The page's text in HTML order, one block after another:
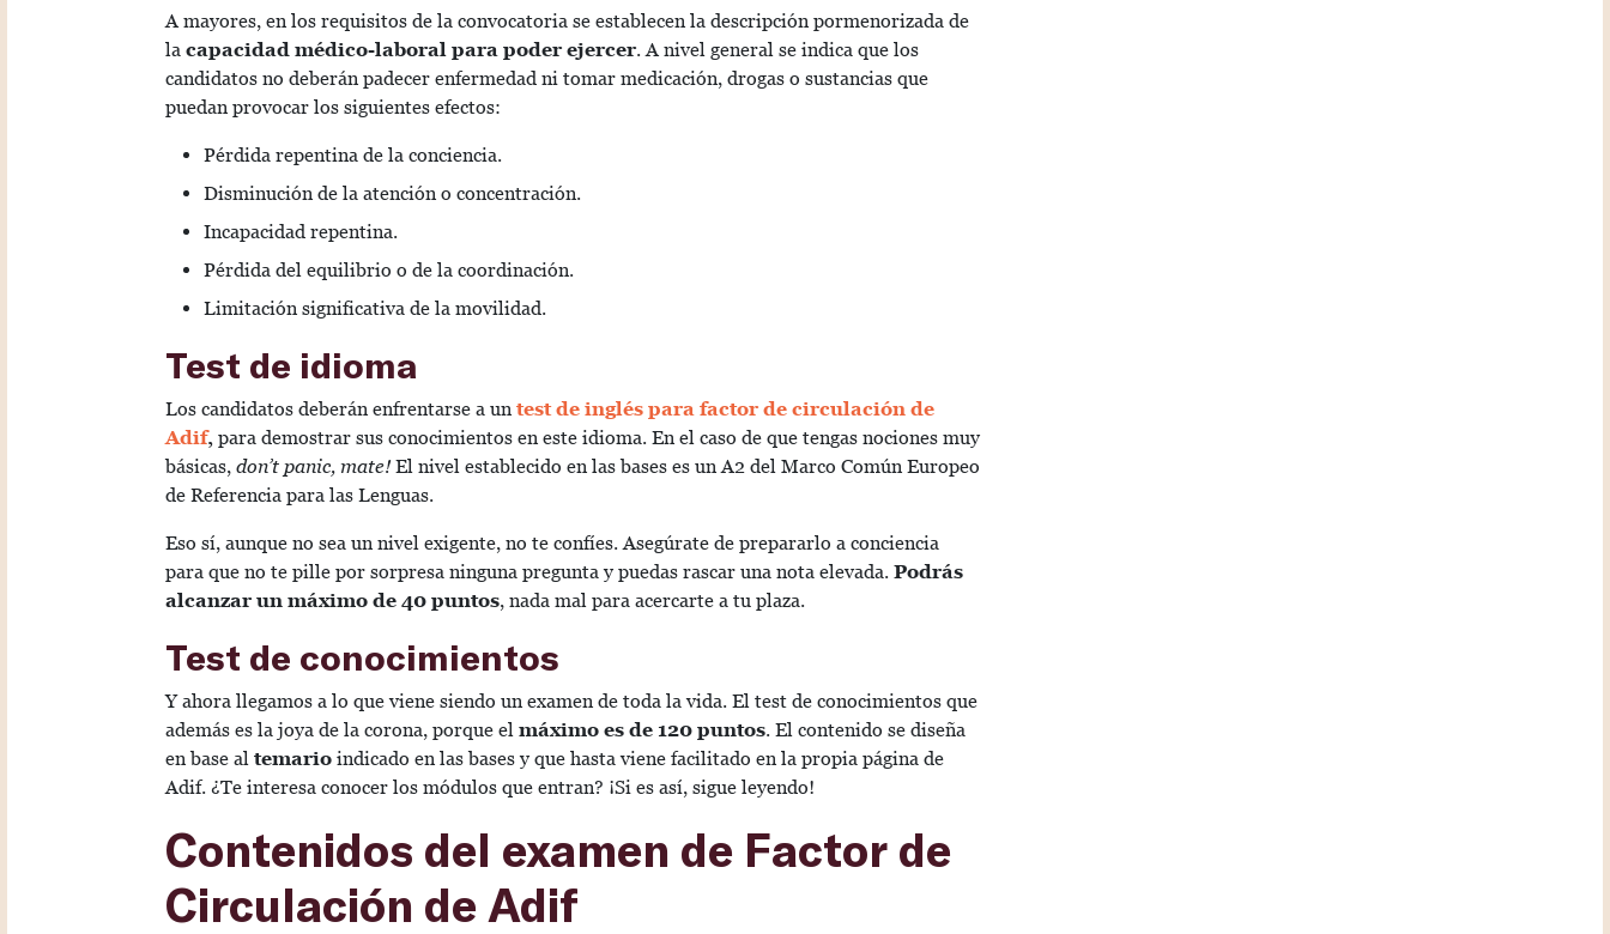
A mayores, en los requisitos de la convocatoria se establecen la descripción pormenorizada de
la capacidad médico-laboral para poder ejercer. A nivel general se indica que los
candidatos no deberán padecer enfermedad ni tomar medicación, drogas o sustancias que
puedan provocar los siguientes efectos:
Pérdida repentina de la conciencia.
Disminución de la atención o concentración.
Incapacidad repentina.
Pérdida del equilibrio o de la coordinación.
Limitación significativa de la movilidad.
Test de idioma
Los candidatos deberán enfrentarse a un test de inglés para factor de circulación de
Adif, para demostrar sus conocimientos en este idioma. En el caso de que tengas nociones muy
básicas, don’t panic, mate!El nivel establecido en las bases es un A2 del Marco Común Europeo
de Referencia para las Lenguas.
Eso sí, aunque no sea un nivel exigente, no te confíes. Asegúrate de prepararlo a conciencia
para que no te pille por sorpresa ninguna pregunta y puedas rascar una nota elevada. Podrás
alcanzar un máximo de 40 puntos, nada mal para acercarte a tu plaza.
Test de conocimientos
Y ahora llegamos a lo que viene siendo un examen de toda la vida. El test de conocimientos que
además es la joya de la corona, porque el máximo es de 120 puntos. El contenido se diseña
en base al temario indicado en las bases y que hasta viene facilitado en la propia página de
Adif. ¿Te interesa conocer los módulos que entran? ¡Si es así, sigue leyendo!
Contenidos del examen de Factor de
Circulación de Adif